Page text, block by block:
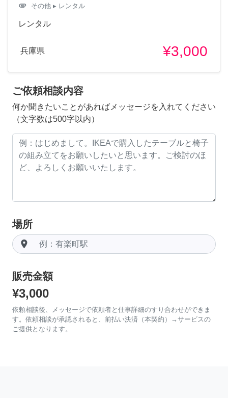
attachment その他 ▸ レンタル
レンタル
兵庫県 ¥3,000
ご依頼相談内容
何か聞きたいことがあればメッセージを入れてください
（文字数は500字以内）
場所
room
販売金額
¥3,000
依頼相談後、メッセージで依頼者と仕事詳細のすり合わせができま
す。依頼相談が承認されると、前払い決済（本契約）→サービスの
ご提供となります。